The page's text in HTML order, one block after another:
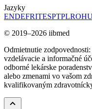
Jazyky
ENDEFRITESPTPLRO
© 2019–2026 iibmed
Odmietnutie
vzdelávacie a informačné
odborné lekárske
alebo zmenami vo vašom
kvalifikovaným